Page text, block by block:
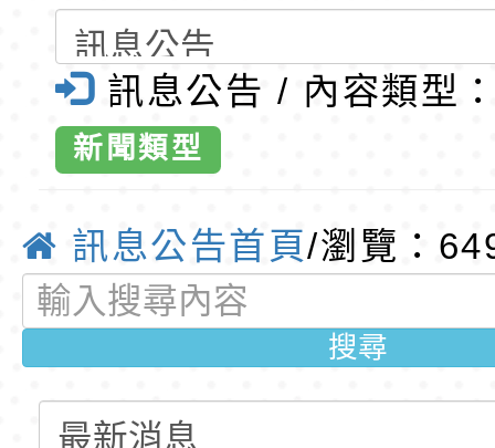
教師韌性
程」
轉農業部桃園區農業
「115年食農教育專
訓練課程」，歡迎已
錄取公告-桃園市桃
民小學115學年度「
桃園市116學年度國
梯特教代課教師甄選
公告(尚有缺額)
東門國小115學年度
梯特教代理教師甄選
公告(尚有缺額)
特殊教育學生及幼兒
明手冊(修訂版)與學
說明影片
轉知臺中市政府政風
光城市手牽手，綠能
本府115年70歲以上
電子書發表
坊」-桃園市
訊息公告 / 內容類型
新聞類型
訊息公告首頁/瀏覽：
搜尋